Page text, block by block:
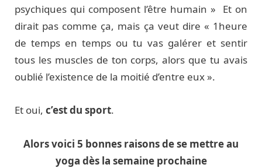
psychiques qui composent l’être humain » Et on
dirait pas comme ça, mais ça veut dire « 1heure
de temps en temps ou tu vas galérer et sentir
tous les muscles de ton corps, alors que tu avais
oublié l’existence de la moitié d’entre eux ».
Et oui, c’est du sport.
Alors voici 5 bonnes raisons de se mettre au
yoga dès la semaine prochaine